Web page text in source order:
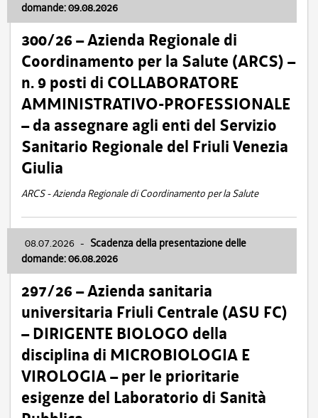
domande: 09.08.2026
300/26 – Azienda Regionale di
Coordinamento per la Salute (ARCS) –
n. 9 posti di COLLABORATORE
AMMINISTRATIVO-PROFESSIONALE
– da assegnare agli enti del Servizio
Sanitario Regionale del Friuli Venezia
Giulia
ARCS - Azienda Regionale di Coordinamento per la Salute
08.07.2026 - Scadenza della presentazione delle
domande: 06.08.2026
297/26 – Azienda sanitaria
universitaria Friuli Centrale (ASU FC)
– DIRIGENTE BIOLOGO della
disciplina di MICROBIOLOGIA E
VIROLOGIA – per le prioritarie
esigenze del Laboratorio di Sanità